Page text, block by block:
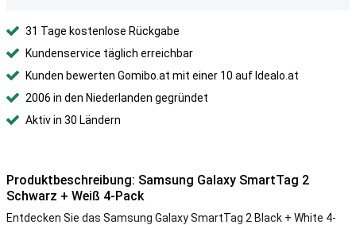
31 Tage kostenlose Rückgabe
Kundenservice täglich erreichbar
Kunden bewerten Gomibo.at mit einer 10 auf Idealo.at
2006 in den Niederlanden gegründet
Aktiv in 30 Ländern
Produktbeschreibung: Samsung Galaxy SmartTag 2
Schwarz + Weiß 4-Pack
Entdecken Sie das Samsung Galaxy SmartTag 2 Black + White 4-